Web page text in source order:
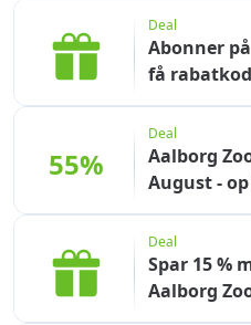
Deal
Abonner
få
55%
Deal
Aalborg
Deal
Spar 15 %
Aalborg